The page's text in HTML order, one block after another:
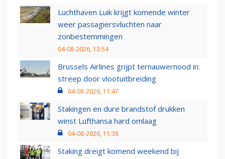
Luchthaven Luik krijgt komende winter
weer passagiersvluchten naar
zonbestemmingen
04-08-2026, 13:54
Brussels Airlines grijpt ternauwernood in:
streep door vlootuitbreiding
04-08-2026, 11:47
Stakingen en dure brandstof drukken
winst Lufthansa hard omlaag
04-08-2026, 11:38
Staking dreigt komend weekend bij